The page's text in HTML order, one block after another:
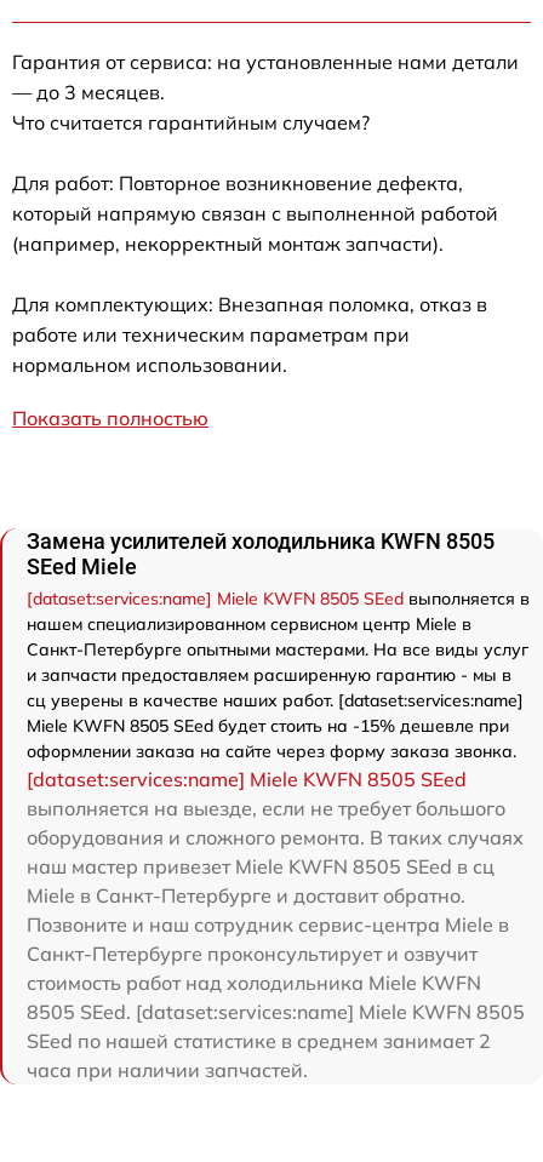
Гарантия от сервиса: на установленные нами детали
— до 3 месяцев.
Что считается гарантийным случаем?
Для работ: Повторное возникновение дефекта,
который напрямую связан с выполненной работой
(например, некорректный монтаж запчасти).
Для комплектующих: Внезапная поломка, отказ в
работе или техническим параметрам при
нормальном использовании.
Показать полностью
Замена усилителей холодильника KWFN 8505
SEed Miele
[dataset:services:name] Miele KWFN 8505 SEed выполняется в
нашем специализированном сервисном центр Miele в
Санкт-Петербурге опытными мастерами. На все виды услуг
и запчасти предоставляем расширенную гарантию - мы в
сц уверены в качестве наших работ. [dataset:services:name]
Miele KWFN 8505 SEed будет стоить на -15% дешевле при
оформлении заказа на сайте через форму заказа звонка.
[dataset:services:name] Miele KWFN 8505 SEed
выполняется на выезде, если не требует большого
оборудования и сложного ремонта. В таких случаях
наш мастер привезет Miele KWFN 8505 SEed в сц
Miele в Санкт-Петербурге и доставит обратно.
Позвоните и наш сотрудник сервис-центра Miele в
Санкт-Петербурге проконсультирует и озвучит
стоимость работ над холодильника Miele KWFN
8505 SEed. [dataset:services:name] Miele KWFN 8505
SEed по нашей статистике в среднем занимает 2
часа при наличии запчастей.